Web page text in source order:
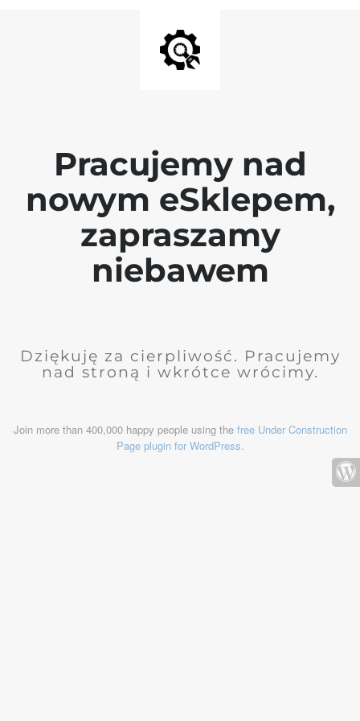
Pracujemy nad
nowym eSklepem,
zapraszamy
niebawem
Dziękuję za cierpliwość. Pracujemy
nad stroną i wkrótce wrócimy.
Join more than 400,000 happy people using the free Under Construction
Page plugin for WordPress.